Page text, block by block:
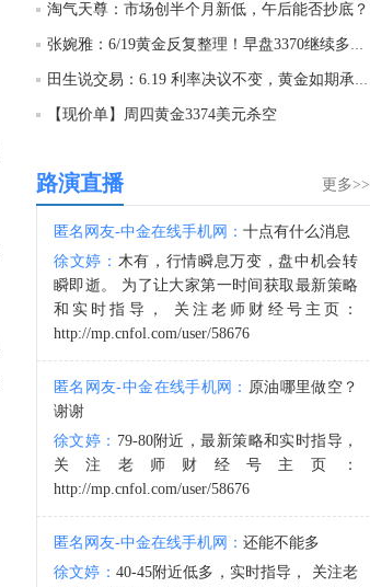
18:59:01
18:58:00
以色列总理内塔尼亚胡：伊朗不攻击以色列，因为它意识到如果这样做，我们将给予它强有力的打击。
淘气天尊：市场创半个月新低，午后能否抄底？
张婉雅：6/19黄金反复整理！早盘3370继续多了！
田生说交易：6.19 利率决议不变，黄金如期承压走低！
【现价单】周四黄金3374美元杀空
更多>>
路演直播
匿名网友-中金在线手机网： 十点有什么消息
徐文婷： 木有，行情瞬息万变，盘中机会转
瞬即逝。 为了让大家第一时间获取最新策略
和实时指导， 关注老师财经号主页：
http://mp.cnfol.com/user/58676
匿名网友-中金在线手机网： 原油哪里做空？
谢谢
徐文婷： 79-80附近，最新策略和实时指导，
关注老师财经号主页：
http://mp.cnfol.com/user/58676
匿名网友-中金在线手机网： 还能不能多
徐文婷： 40-45附近低多，实时指导， 关注老